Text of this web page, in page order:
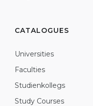
CATALOGUES
Universities
Faculties
Studienkollegs
Study Courses